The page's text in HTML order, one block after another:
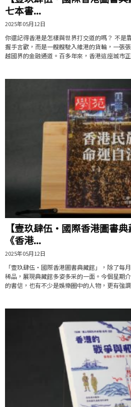
七本書...
2025年05月12日
你還記得香港是怎樣與世界打交道的嗎？ 不是
握手言歡，而是一艘艘駛入維港的貨輪，一張
越國界的金融通道。百多年來，香港這座城市
【壹玖肆伍·國際香港圖書
《香港...
2025年05月12日
「壹玖肆伍・國際香港圖書典藏館」，除了每
稀品，展現典藏館多姿多采的一面。今個星期
的書信，也有不少是娛樂圈中的人物，更有強